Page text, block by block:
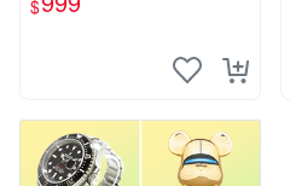
$